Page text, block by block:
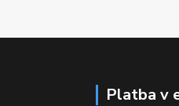
Platba v